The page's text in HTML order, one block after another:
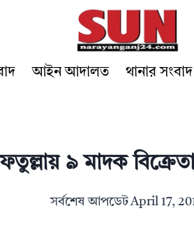
আইন আদালত থানার সংবাদ
৯ মাদক বিক্রেতা
সর্বশেষ আপডেটApril 17,